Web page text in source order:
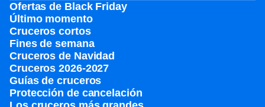
Ofertas de Black Friday
Último momento
Cruceros cortos
Fines de semana
Cruceros de Navidad
Cruceros 2026-2027
Guías de cruceros
Protección de cancelación